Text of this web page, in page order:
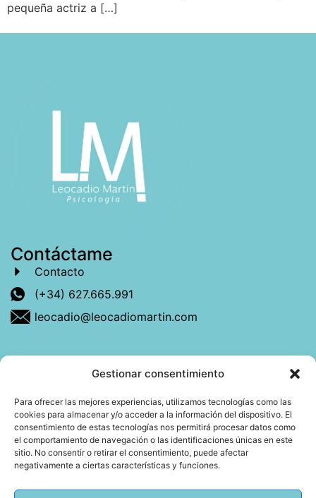
Gestionar consentimiento
Para ofrecer las mejores experiencias, utilizamos tecnologías como las
cookies para almacenar y/o acceder a la información del dispositivo. El
consentimiento de estas tecnologías nos permitirá procesar datos como
el comportamiento de navegación o las identificaciones únicas en este
sitio. No consentir o retirar el consentimiento, puede afectar
negativamente a ciertas características y funciones.
pequeña actriz a […]
Contáctame
Contacto
(+34) 627.665.991
leocadio@leocadiomartin.com
Descubre más sobre mí
Mi libro: La felicidad: qué ayuda y qué no.
Blog: Reflexiones que conectan
Agendar cita